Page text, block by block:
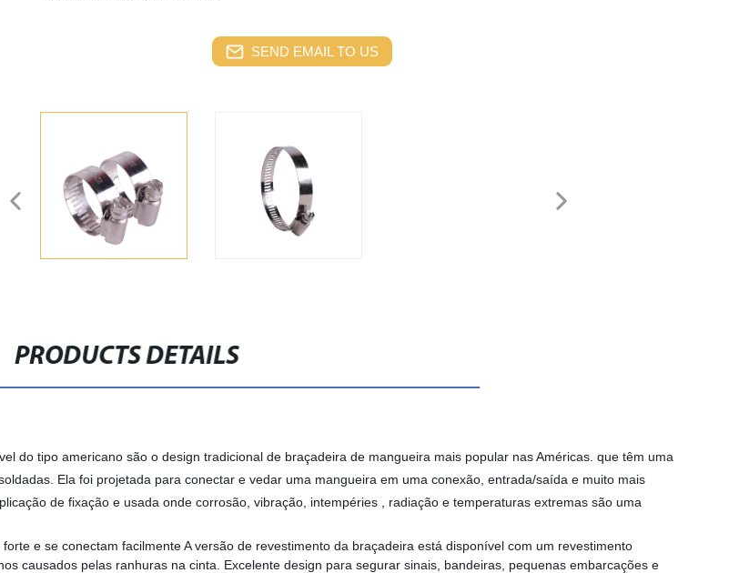
SEND EMAIL TO US
PRODUCTS DETAILS
do tipo americano são o design tradicional de braçadeira de mangueira mais popular nas Américas. que têm uma
Ela foi projetada para conectar e vedar uma mangueira em uma conexão, entrada/saída e muito mais
de fixação e usada onde corrosão, vibração, intempéries , radiação e temperaturas extremas são uma
e se conectam facilmente A versão de revestimento da braçadeira está disponível com um revestimento
causados pelas ranhuras na cinta. Excelente design para segurar sinais, bandeiras, pequenas embarcações e